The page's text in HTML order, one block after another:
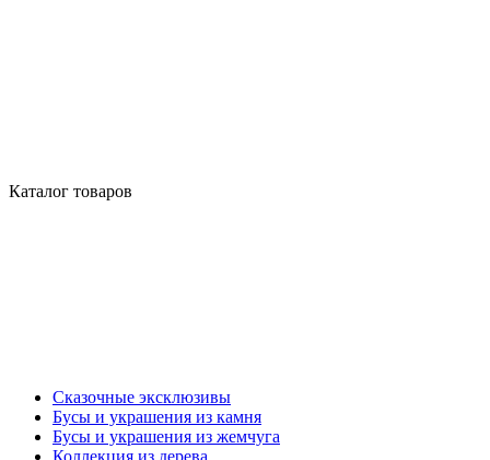
Каталог товаров
Сказочные эксклюзивы
Бусы и украшения из камня
Бусы и украшения из жемчуга
Коллекция из дерева